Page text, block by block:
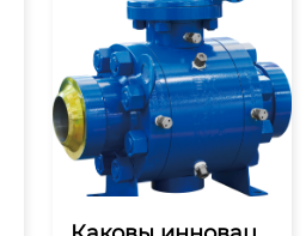
вое развитие Умен
ие выбирать прави
льные компоненты,
так...